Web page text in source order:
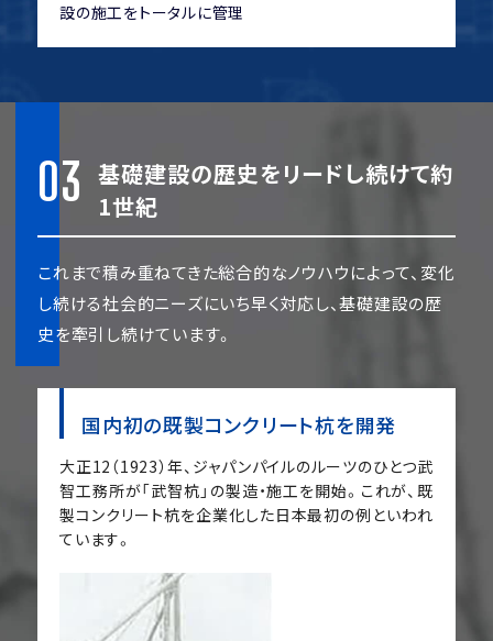
設の施工をトータルに管理
03 基礎建設の歴史をリードし続けて約
1世紀
これまで積み重ねてきた総合的なノウハウによって、変化
し続ける社会的ニーズにいち早く対応し、基礎建設の歴
史を牽引し続けています。
国内初の既製コンクリート杭を開発
大正12（1923）年、ジャパンパイルのルーツのひとつ武
智工務所が「武智杭」の製造・施工を開始。これが、既
製コンクリート杭を企業化した日本最初の例といわれ
ています。